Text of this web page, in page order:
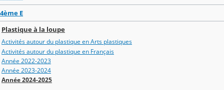
4ème E
Plastique à la loupe
Activités autour du plastique en Arts plastiques
Activités autour du plastique en Français
Année 2022-2023
Année 2023-2024
Année 2024-2025